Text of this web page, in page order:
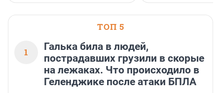
ТОП 5
1
Галька била в людей,
пострадавших грузили в скорые
на лежаках. Что происходило в
Геленджике после атаки БПЛА